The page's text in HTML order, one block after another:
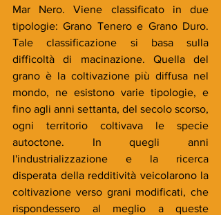
Mar Nero. Viene classificato in due
tipologie: Grano Tenero e Grano Duro.
Tale classificazione si basa sulla
difficoltà di macinazione. Quella del
grano è la coltivazione più diffusa nel
mondo, ne esistono varie tipologie, e
fino agli anni settanta, del secolo scorso,
ogni territorio coltivava le specie
autoctone. In quegli anni
l'industrializzazione e la ricerca
disperata della redditività veicolarono la
coltivazione verso grani modificati, che
rispondessero al meglio a queste